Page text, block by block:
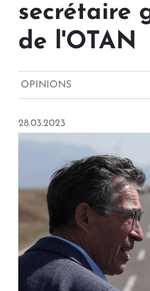
secrétaire
de l'OTAN
OPINIONS
28.03.2023